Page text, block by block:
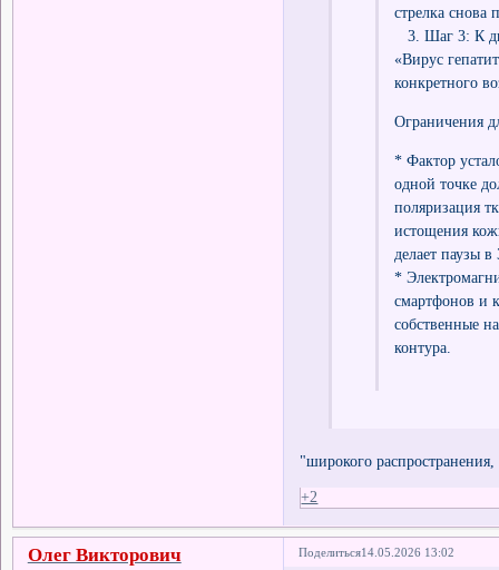
стрелка снова
3. Шаг 3: К
«Вирус
конкретного
Ограничения
* Фактор
одной точке
поляризация
истощения
делает паузы
*
смартфонов и
собственные
контура.
"широкого
+2
Поделиться14.05.2026 13:02
Олег Викторович